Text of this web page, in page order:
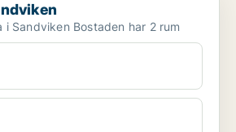
Lägenhet att hyra i Sandviken Bostaden har 2 rum